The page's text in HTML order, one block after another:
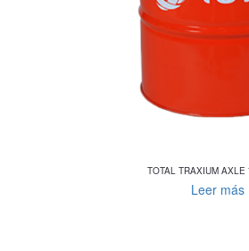
TOTAL TRAXIUM AXLE
Leer más